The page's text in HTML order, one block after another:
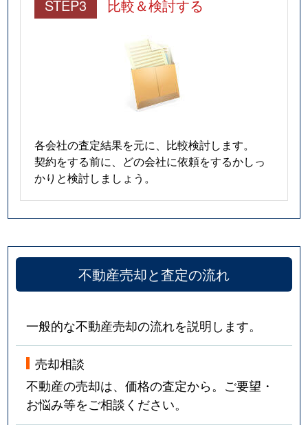
STEP3 比較＆検討する
各会社の査定結果を元に、比較検討します。
契約をする前に、どの会社に依頼をするかしっ
かりと検討しましょう。
不動産売却と査定の流れ
一般的な不動産売却の流れを説明します。
売却相談
不動産の売却は、価格の査定から。ご要望・
お悩み等をご相談ください。